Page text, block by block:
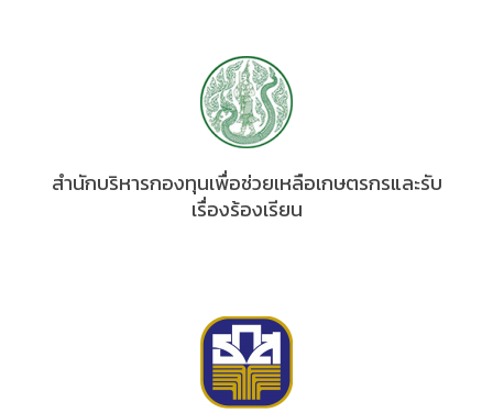
สำนักบริหารกองทุนเพื่อช่วยเหลือเกษตรกรและรับ
เรื่องร้องเรียน